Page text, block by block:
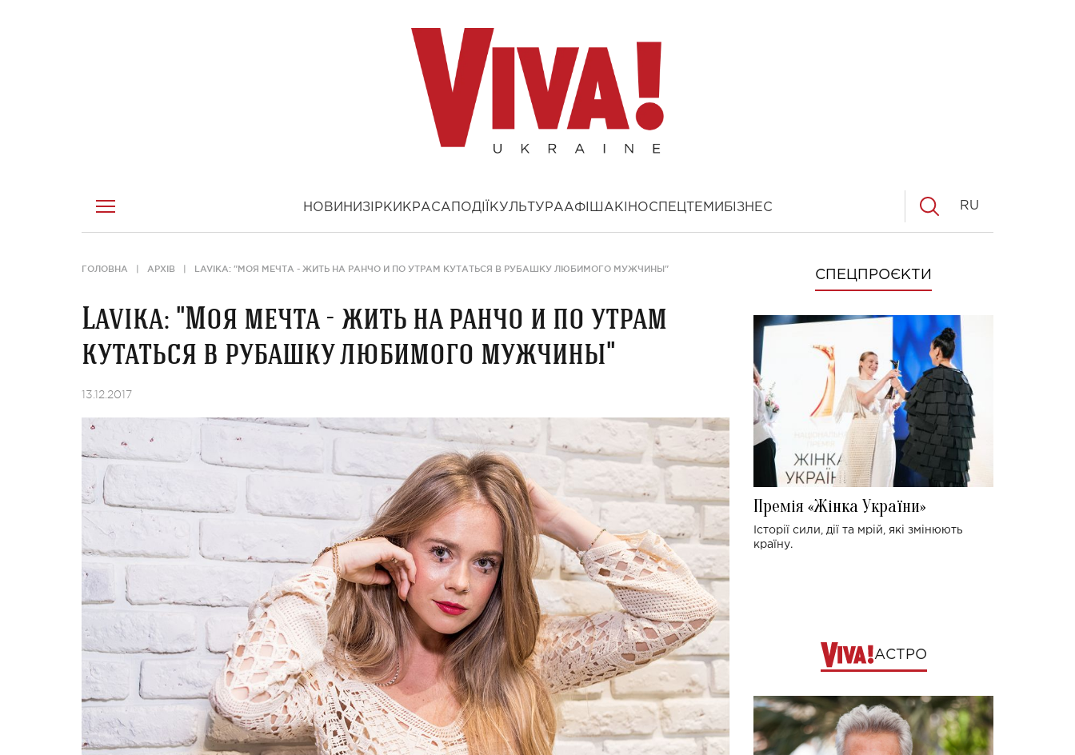
НОВИНИ ЗІРКИ КРАСА ПОДІЇ КУЛЬТУРААФІША КІНОСПЕЦТЕМИ БІЗНЕС RU
ГОЛОВНА АРХІВ LAVIKA: "МОЯ МЕЧТА - ЖИТЬ НА РАНЧО И ПО УТРАМ КУТАТЬСЯ В РУБАШКУ ЛЮБИМОГО МУЖЧИНЫ"
Lavika: "Моя мечта - жить на ранчо и по утрам
кутаться в рубашку любимого мужчины"
13.12.2017
СПЕЦПРОЄКТИ
Премія «Жінка України»
Історії сили, дії та мрій, які змінюють
країну.
АСТРО